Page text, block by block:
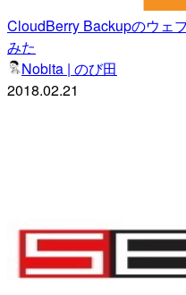
CloudBerry Backupのウェ
みた
Nobita | のび田
2018.02.21